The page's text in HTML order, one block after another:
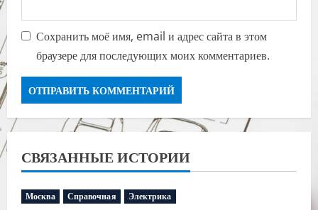
Сохранить моё имя, email и адрес сайта в этом
браузере для последующих моих комментариев.
СВЯЗАННЫЕ ИСТОРИИ
Москва Справочная Электрика